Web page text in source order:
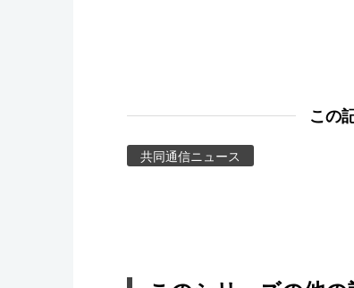
この
共同通信ニュース